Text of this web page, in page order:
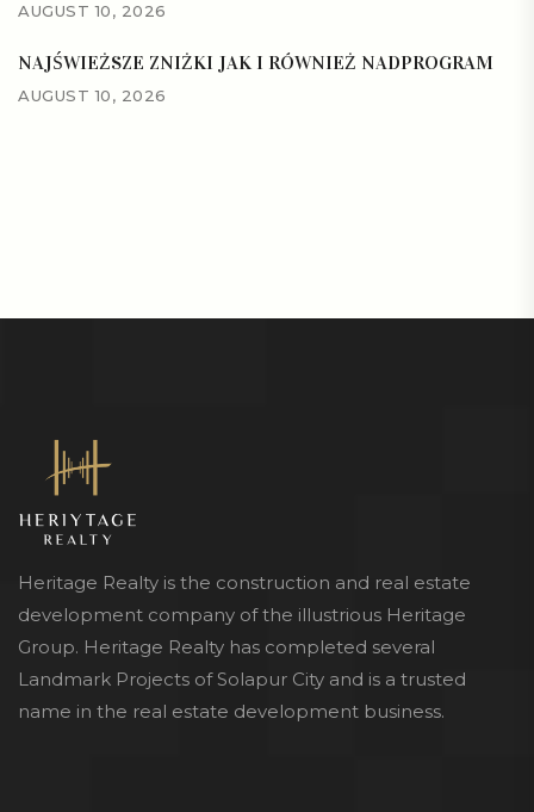
AUGUST 10, 2026
NAJŚWIEŻSZE ZNIŻKI JAK I RÓWNIEŻ NADPROGRAM
AUGUST 10, 2026
Heritage Realty is the construction and real estate
development company of the illustrious Heritage
Group. Heritage Realty has completed several
Landmark Projects of Solapur City and is a trusted
name in the real estate development business.